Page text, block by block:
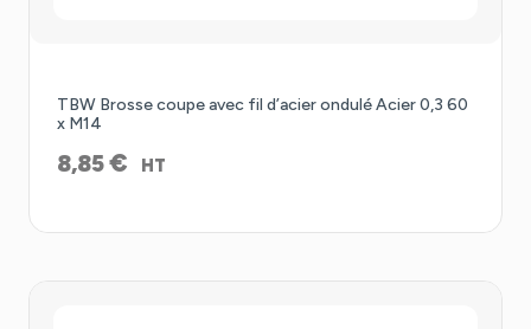
TBW Brosse coupe avec fil d’acier ondulé Acier 0,3 60
x M14
8,85€ HT